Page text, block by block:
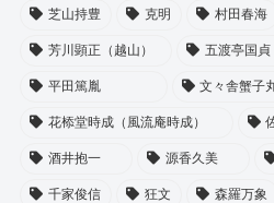
芝山持豊 克明 村田春海
芳川顕正（越山） 五渡亭国貞
平田篤胤 文々舎蟹子
花㮇堂時成（風流庵時成）
酒井抱一 源香久美
千家俊信 狂文 森羅万象